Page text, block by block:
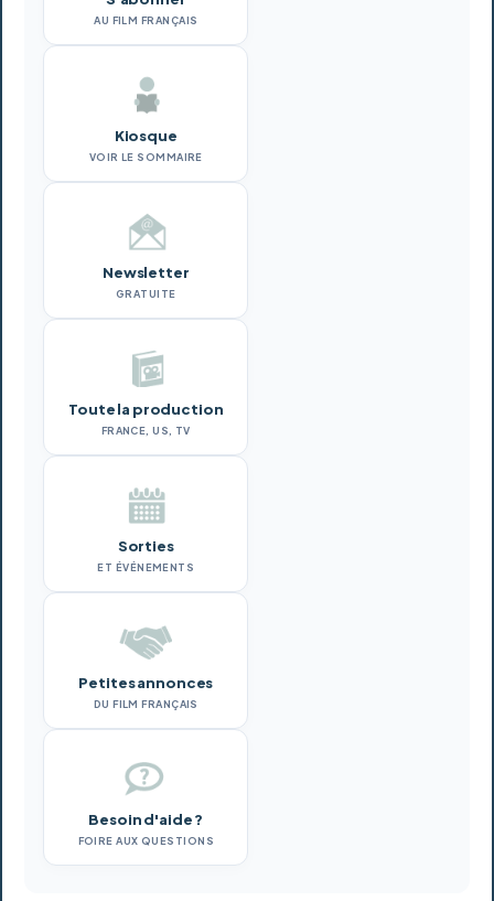
AU FILM FRANÇAIS
Kiosque
VOIR LE SOMMAIRE
Newsletter
GRATUITE
Toute la production
FRANCE, US, TV
Sorties
ET ÉVÉNEMENTS
Petites annonces
DU FILM FRANÇAIS
Besoin d'aide ?
FOIRE AUX QUESTIONS